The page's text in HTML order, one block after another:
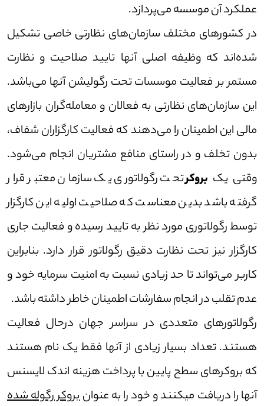
عملکرد آن موسسه می‌پردازد.
در کشور‌های مختلف سازمان‌های نظارتی خاصی تشکیل
شده‌اند که وظیفه اصلی آنها تایید صلاحیت و نظارت
مستمر بر فعالیت موسسات تحت رگولیشن آنها می‌باشد.
این سازمان‌های نظارتی به فعالان و معامله‌گران بازار‌های
مالی این اطمینان را می‌دهند که فعالیت کارگزاران شفاف،
بدون تخلف و در راستای منافع مشتریان انجام می‌شود.
وقتی یک بروکرتحت رگولاتوری یک سازمان معتبر قرار
گرفته باشد بدین معناست که صلاحیت اولیه این کارگزار
توسط رگولاتوری مورد نظر به تایید رسیده و فعالیت جاری
کارگزار نیز تحت نظارت دقیق رگولاتور قرار دارد. بنابراین
کاربر می‌تواند تا حد زیادی نسبت به امنیت سرمایه خود و
عدم تقلب در انجام سفارشات اطمینان خاطر داشته باشد.
رگولاتور‌های متعددی در سراسر جهان درحال فعالیت
هستند. تعداد بسیار زیادی از آنها فقط یک نام هستند
که بروکر‌های سطح پایین با پرداخت هزینه اندک لایسنس
آنها را دریافت میکنند و خود را به عنوانبروکر رگوله شده